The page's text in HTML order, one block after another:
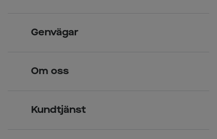
Över 70 butiker
Genvägar
Om oss
Kundtjänst